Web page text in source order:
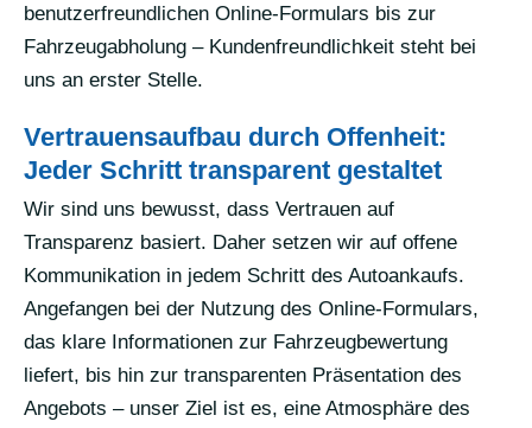
benutzerfreundlichen Online-Formulars bis zur
Fahrzeugabholung – Kundenfreundlichkeit steht bei
uns an erster Stelle.
Vertrauensaufbau durch Offenheit:
Jeder Schritt transparent gestaltet
Wir sind uns bewusst, dass Vertrauen auf
Transparenz basiert. Daher setzen wir auf offene
Kommunikation in jedem Schritt des Autoankaufs.
Angefangen bei der Nutzung des Online-Formulars,
das klare Informationen zur Fahrzeugbewertung
liefert, bis hin zur transparenten Präsentation des
Angebots – unser Ziel ist es, eine Atmosphäre des